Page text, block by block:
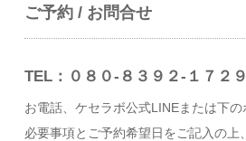
ご予約 / お問合せ
TEL：０８０-８３９２-１７２９
お電話、ケセラボ公式LINEまたは下
必要事項とご予約希望日をご記入の上